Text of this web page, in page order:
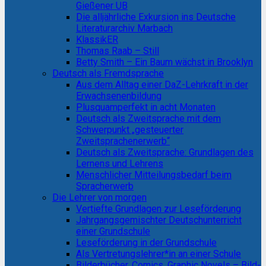
Gießener UB
Die alljährliche Exkursion ins Deutsche
Literaturarchiv Marbach
KlassikER
Thomas Raab – Still
Betty Smith – Ein Baum wächst in Brooklyn
Deutsch als Fremdsprache
Aus dem Alltag einer DaZ-Lehrkraft in der
Erwachsenenbildung
Plusquamperfekt in acht Monaten
Deutsch als Zweitsprache mit dem
Schwerpunkt „gesteuerter
Zweitsprachenerwerb“
Deutsch als Zweitsprache: Grundlagen des
Lernens und Lehrens
Menschlicher Mitteilungsbedarf beim
Spracherwerb
Die Lehrer von morgen
Vertiefte Grundlagen zur Leseförderung
Jahrgangsgemischter Deutschunterricht
einer Grundschule
Leseförderung in der Grundschule
Als Vertretungslehrer*in an einer Schule